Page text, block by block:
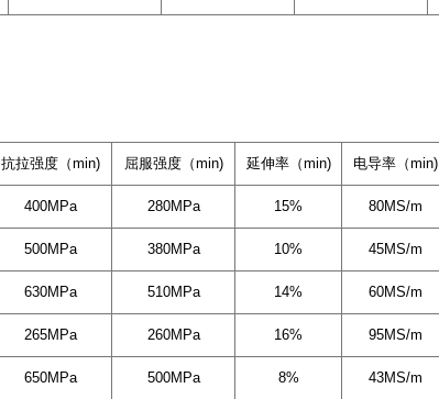
抗拉强度（min) 屈服强度（min) 延伸率（min) 电导率（min)
400MPa 280MPa 15% 80MS/m
500MPa 380MPa 10% 45MS/m
630MPa 510MPa 14% 60MS/m
265MPa 260MPa 16% 95MS/m
650MPa 500MPa 8% 43MS/m